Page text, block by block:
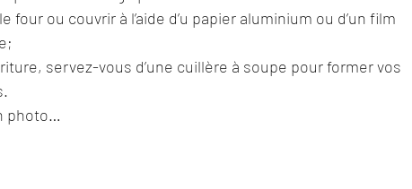
four ou couvrir à l’aide d’u papier aluminium ou d’un film
servez-vous d’une cuillère à soupe pour former vos
photo…